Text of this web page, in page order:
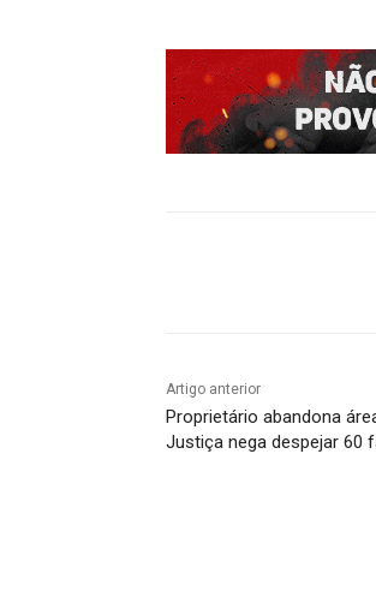
Artigo anterior
Proprietário abandona
Justiça nega despejar 60